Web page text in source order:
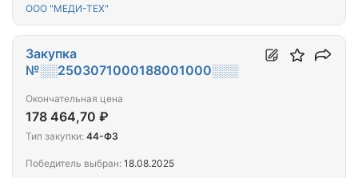
ООО "МЕДИ-ТЕХ"
Закупка
№░░2503071000188001000░░░
Окончательная цена
178 464,70 ₽
Тип закупки: 44-ФЗ
Победитель выбран: 18.08.2025